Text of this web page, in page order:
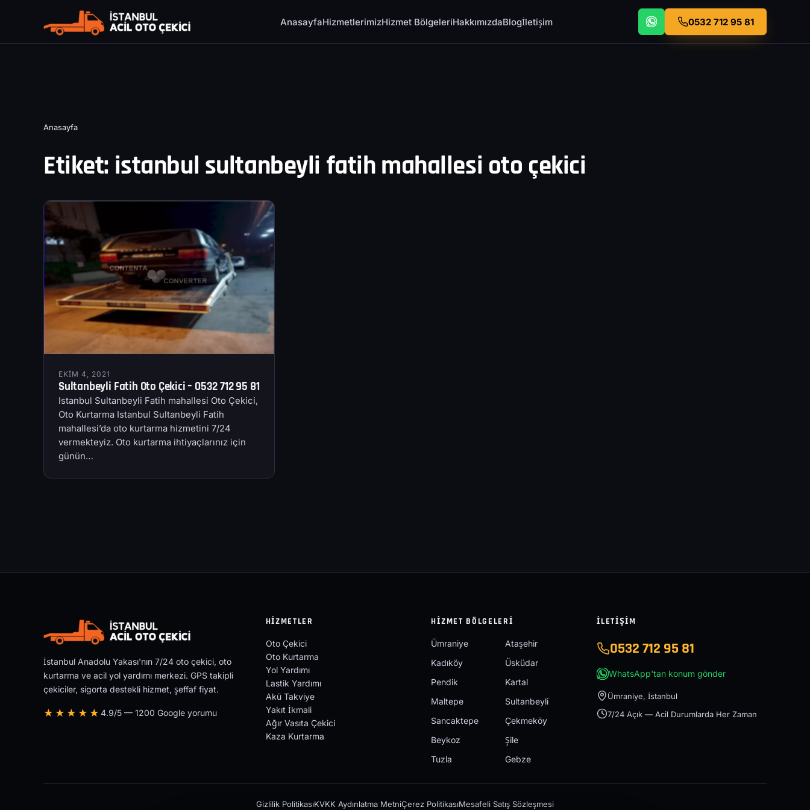
AnasayfaHizmetlerimizHizmet BölgeleriHakkımızdaBlogİletişim 0532 712 95 81
Anasayfa
Etiket: istanbul sultanbeyli fatih mahallesi oto çekici
EKIM 4, 2021
Sultanbeyli Fatih Oto Çekici – 0532 712 95 81
Istanbul Sultanbeyli Fatih mahallesi Oto Çekici,
Oto Kurtarma Istanbul Sultanbeyli Fatih
mahallesi’da oto kurtarma hizmetini 7/24
vermekteyiz. Oto kurtarma ihtiyaçlarınız için
günün…
İstanbul Anadolu Yakası'nın 7/24 oto çekici, oto
kurtarma ve acil yol yardımı merkezi. GPS takipli
çekiciler, sigorta destekli hizmet, şeffaf fiyat.
★★★★★ 4.9/5 — 1200 Google yorumu
HIZMETLER
Oto Çekici
Oto Kurtarma
Yol Yardımı
Lastik Yardımı
Akü Takviye
Yakıt İkmali
Ağır Vasıta Çekici
Kaza Kurtarma
HIZMET BÖLGELERI
Ümraniye
Ataşehir
Kadıköy
Üsküdar
Pendik
Kartal
Maltepe
Sultanbeyli
Sancaktepe
Çekmeköy
Beykoz
Şile
Tuzla
Gebze
İLETIŞIM
0532 712 95 81
WhatsApp'tan konum gönder
Ümraniye, İstanbul
7/24 Açık — Acil Durumlarda Her Zaman
Gizlilik PolitikasıKVKK Aydınlatma MetniÇerez PolitikasıMesafeli Satış Sözleşmesi